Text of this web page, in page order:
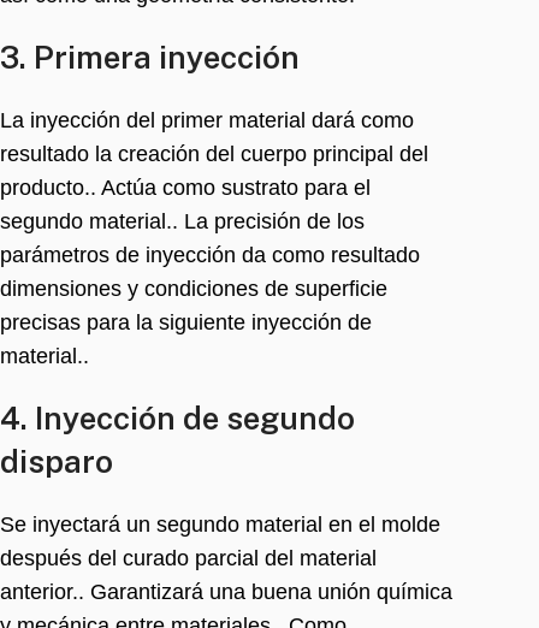
3. Primera inyección
La inyección del primer material dará como
resultado la creación del cuerpo principal del
producto.. Actúa como sustrato para el
segundo material.. La precisión de los
parámetros de inyección da como resultado
dimensiones y condiciones de superficie
precisas para la siguiente inyección de
material..
4. Inyección de segundo
disparo
Se inyectará un segundo material en el molde
después del curado parcial del material
anterior.. Garantizará una buena unión química